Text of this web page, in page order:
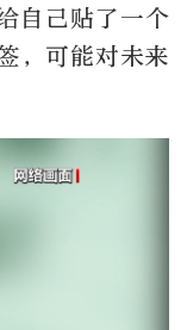
自己贴了一个
，可能对未来